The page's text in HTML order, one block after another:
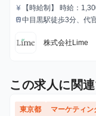
給与
currency_yen
【時給制】 時給：
給します。 【月給制】 尚、フルコミットできる方は月給制もご
り毎月昇給の可能性あり ※
収> 260,000円 /入社
最寄駅
train中目黒駅徒歩3分、代
株式会社Lime
この求人に関
東京都 マーケティン